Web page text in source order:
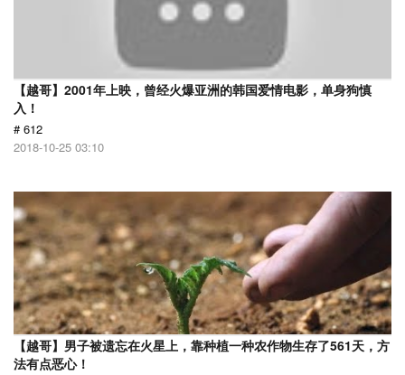
【越哥】2001年上映，曾经火爆亚洲的韩国爱情电影，单身狗慎
入！
# 612
2018-10-25 03:10
【越哥】男子被遗忘在火星上，靠种植一种农作物生存了561天，方
法有点恶心！